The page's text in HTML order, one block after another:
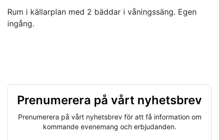
Rum i källarplan med 2 bäddar i våningssäng. Egen
ingång.
Prenumerera på vårt nyhetsbrev
Prenumerera på vårt nyhetsbrev för att få information om
kommande evenemang och erbjudanden.